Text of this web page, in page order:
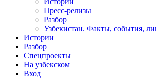
Истории
Пресс-релизы
Разбор
Узбекистан. Факты, события,
Истории
Разбор
Спецпроекты
На узбекском
Вход